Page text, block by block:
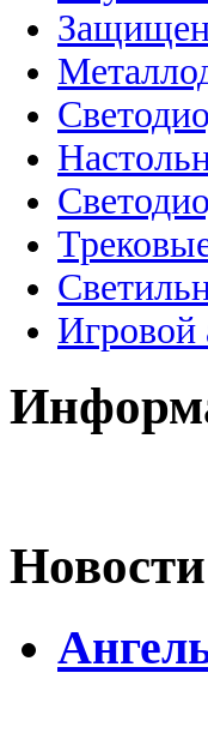
Игровой
Новости